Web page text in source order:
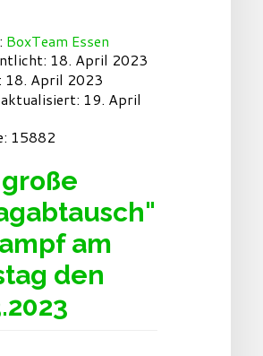
BoxTeam Essen
18. April 2023
18. April 2023
19. April
15882
am
den